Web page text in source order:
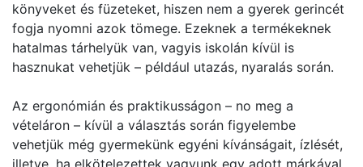
könyveket és füzeteket, hiszen nem a gyerek gerincét
fogja nyomni azok tömege. Ezeknek a termékeknek
hatalmas tárhelyük van, vagyis iskolán kívül is
hasznukat vehetjük – például utazás, nyaralás során.
Az ergonómián és praktikusságon – no meg a
vételáron – kívül a választás során figyelembe
vehetjük még gyermekünk egyéni kívánságait, ízlését,
illetve, ha elkötelezettek vagyunk egy adott márkával